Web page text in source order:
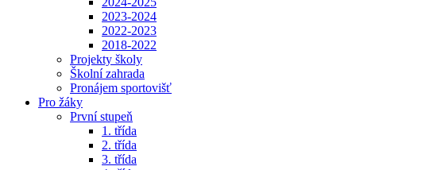
2023-2024
2022-2023
2018-2022
Projekty školy
Školní zahrada
Pronájem sportovišť
Pro žáky
První stupeň
1. třída
2. třída
3. třída